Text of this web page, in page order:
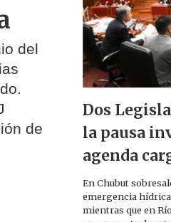
del
de
Dos
la pausa
agenda
En Chubut
emergencia
mientras que en